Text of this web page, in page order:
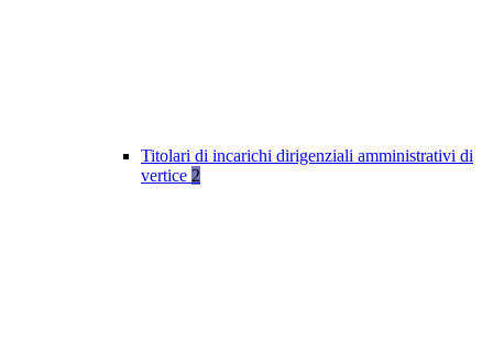
Titolari di incarichi dirigenziali amministrativi di
vertice 2